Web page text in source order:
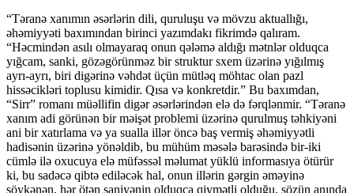
“Təranə xanımın əsərlərin dili, quruluşu və mövzu aktuallığı,
əhəmiyyəti baxımından birinci yazımdakı fikrimdə qalıram.
“Həcmindən asılı olmayaraq onun qələmə aldığı mətnlər olduqca
yığcam, sanki, gözəgörünməz bir struktur sxem üzərinə yığılmış
ayrı-ayrı, biri digərinə vəhdət üçün mütləq möhtac olan pazl
hissəcikləri toplusu kimidir. Qısa və konkretdir.” Bu baxımdan,
“Sirr” romanı müəllifin digər əsərlərindən elə də fərqlənmir. “Təranə
xanım adi görünən bir məişət problemi üzərinə qurulmuş təhkiyəni
ani bir xatırlama və ya sualla illər öncə baş vermiş əhəmiyyətli
hadisənin üzərinə yönəldib, bu mühüm məsələ barəsində bir-iki
cümlə ilə oxucuya elə müfəssəl məlumat yüklü informasıya ötürür
ki, bu sadəcə qibtə ediləcək hal, onun illərin gərgin əməyinə
söykənən, hər ötən saniyənin olduqca qiymətli olduğu, sözün anında